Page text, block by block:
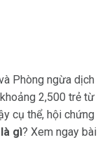
Phòng ngừa dịch
2,500 trẻ từ
cụ thể, hội chứng
gì? Xem ngay bài